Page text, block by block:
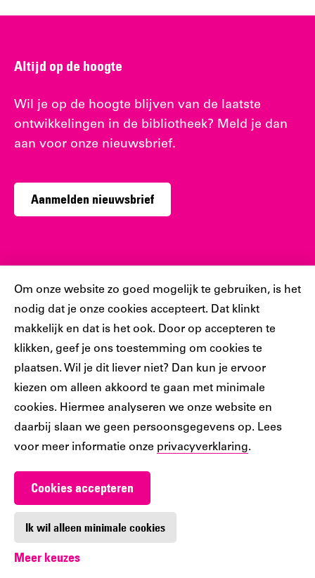
Cookiebar
Om onze website zo goed mogelijk te gebruiken, is het
nodig dat je onze cookies accepteert. Dat klinkt
makkelijk en dat is het ook. Door op accepteren te
klikken, geef je ons toestemming om cookies te
plaatsen. Wil je dit liever niet? Dan kun je ervoor
kiezen om alleen akkoord te gaan met minimale
cookies. Hiermee analyseren we onze website en
daarbij slaan we geen persoonsgegevens op. Lees
voor meer informatie onze privacyverklaring.
Cookies accepteren
Ik wil alleen minimale cookies
Meer keuzes
Altijd op de hoogte
Wil je op de hoogte blijven van de laatste
ontwikkelingen in de bibliotheek? Meld je dan
aan voor onze nieuwsbrief.
Aanmelden nieuwsbrief
Sociaal
Volg jij ons al?
Ons
account
Ons
account
Ons
Instagram
account
Ons
account
Ons
account
Werken bij De Nieuwe Bibliotheek
Digitoegankelijkheid